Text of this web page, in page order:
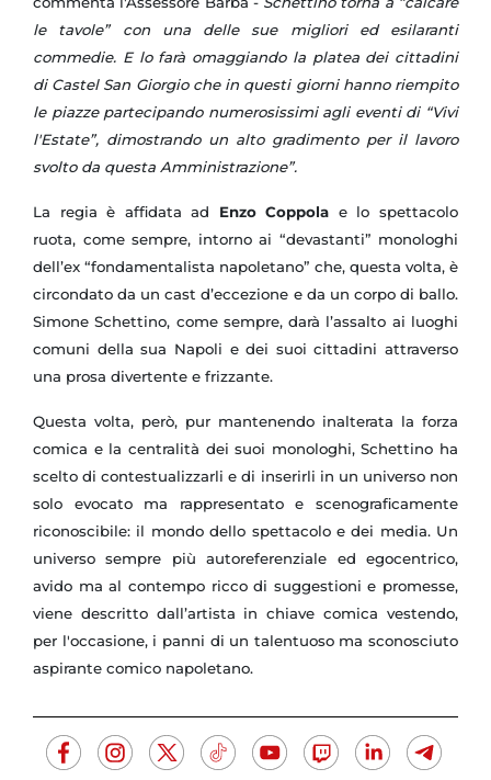
le tavole” con una delle sue migliori ed esilaranti
commedie. E lo farà omaggiando la platea dei cittadini
di Castel San Giorgio che in questi giorni hanno riempito
le piazze partecipando numerosissimi agli eventi di “Vivi
l'Estate”, dimostrando un alto gradimento per il lavoro
svolto da questa Amministrazione”.
La regia è affidata ad Enzo Coppola e lo spettacolo
ruota, come sempre, intorno ai “devastanti” monologhi
dell’ex “fondamentalista napoletano” che, questa volta, è
circondato da un cast d’eccezione e da un corpo di ballo.
Simone Schettino, come sempre, darà l’assalto ai luoghi
comuni della sua Napoli e dei suoi cittadini attraverso
una prosa divertente e frizzante.
Questa volta, però, pur mantenendo inalterata la forza
comica e la centralità dei suoi monologhi, Schettino ha
scelto di contestualizzarli e di inserirli in un universo non
solo evocato ma rappresentato e scenograficamente
riconoscibile: il mondo dello spettacolo e dei media. Un
universo sempre più autoreferenziale ed egocentrico,
avido ma al contempo ricco di suggestioni e promesse,
viene descritto dall’artista in chiave comica vestendo,
per l'occasione, i panni di un talentuoso ma sconosciuto
aspirante comico napoletano.